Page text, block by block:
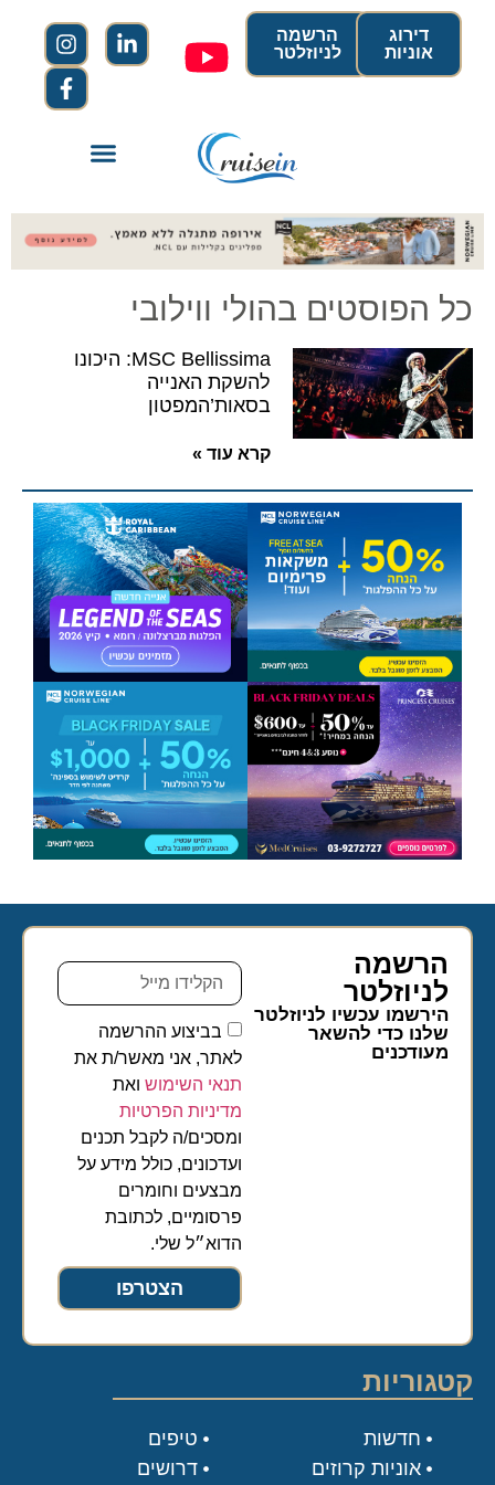
הרשמה
לניוזלטר
דירוג
אוניות
כל הפוסטים בהולי ווילובי
MSC Bellissima: היכונו
להשקת האנייה
בסאות’המפטון
קרא עוד »
הרשמה
לניוזלטר​
הירשמו עכשיו לניוזלטר
שלנו כדי להשאר
מעודכנים
בביצוע ההרשמה
לאתר, אני מאשר/ת את
תנאי השימושואת
מדיניות הפרטיות
ומסכים/ה לקבל תכנים
ועדכונים, כולל מידע על
מבצעים וחומרים
פרסומיים, לכתובת
הדוא״ל שלי.
הצטרפו
קטגוריות
טיפים
דרושים
חדשות
אוניות קרוזים